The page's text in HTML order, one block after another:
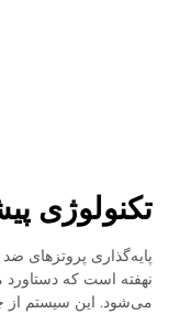
تکنولوژی
پایه‌گذاری پروتزهای
نهفته است که
می‌شود. این سیستم از